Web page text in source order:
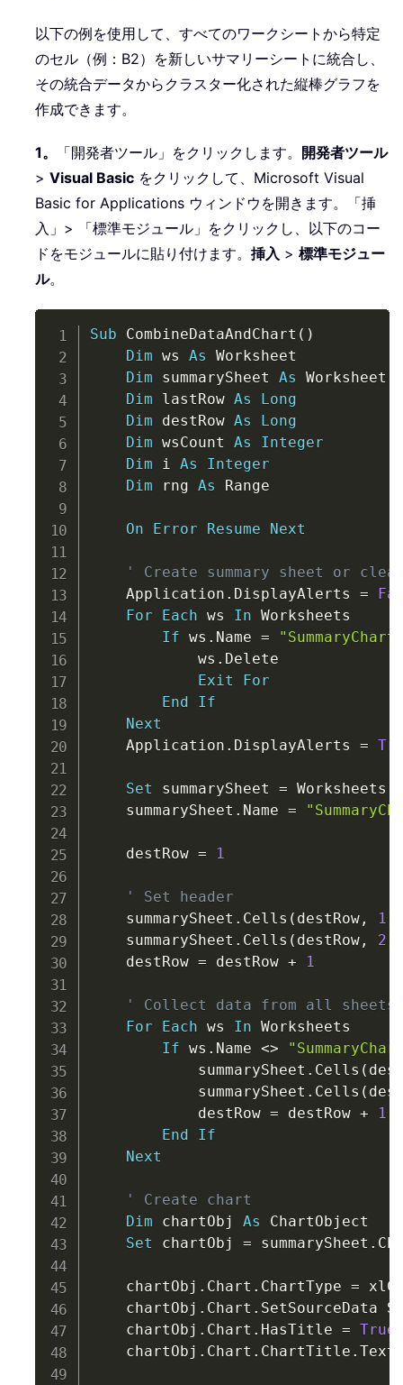
以下の例を使用して、すべてのワークシートから特定
のセル（例：B2）を新しいサマリーシートに統合し、
その統合データからクラスター化された縦棒グラフを
作成できます。
1。 「開発者ツール」をクリックします。 開発者ツール
> Visual Basic をクリックして、Microsoft Visual
Basic for Applications ウィンドウを開きます。「挿
入」> 「標準モジュール」をクリックし、以下のコー
ドをモジュールに貼り付けます。 挿入 > 標準モジュー
ル。
Sub CombineDataAndChart ( )
Dim ws As Worksheet
Dim summarySheet As Worksheet
Dim lastRow As
Long
Dim destRow As
Long
Dim wsCount As
Integer
Dim i As
Integer
Dim rng As Range
On Error Resume Next
' Create summary sheet or
    Application
. DisplayAlerts =
For
Each ws In Worksheets
If ws . Name =
            ws
. Delete
Exit
For
End
If
Next
    Application
. DisplayAlerts =
Set summarySheet = Worksheets
    summarySheet
. Name =
    destRow
= 1
' Set header
    summarySheet
. Cells ( destRow, 1
    summarySheet
. Cells ( destRow, 2
    destRow
= destRow + 1
' Collect data from all sheets
For
Each ws In Worksheets
If ws . Name <>
            summarySheet
. Cells (
            summarySheet
. Cells (
            destRow
= destRow +
1
End
If
Next
' Create chart
Dim chartObj As ChartObject
Set chartObj = summarySheet .
    chartObj
. Chart . ChartType =
    chartObj
. Chart . SetSourceData
    chartObj
. Chart . HasTitle = True
    chartObj
. Chart . ChartTitle .